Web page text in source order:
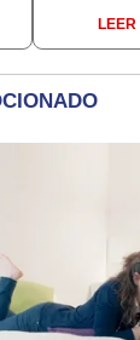
el Callao
última
LEER